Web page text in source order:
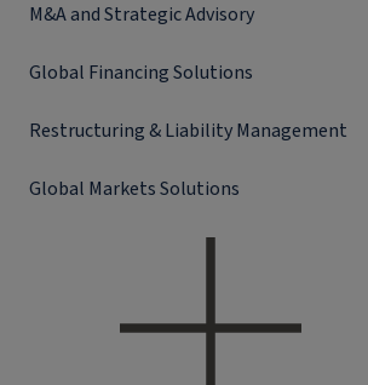
M&A and Strategic Advisory
Global Financing Solutions
Restructuring & Liability Management
Global Markets Solutions